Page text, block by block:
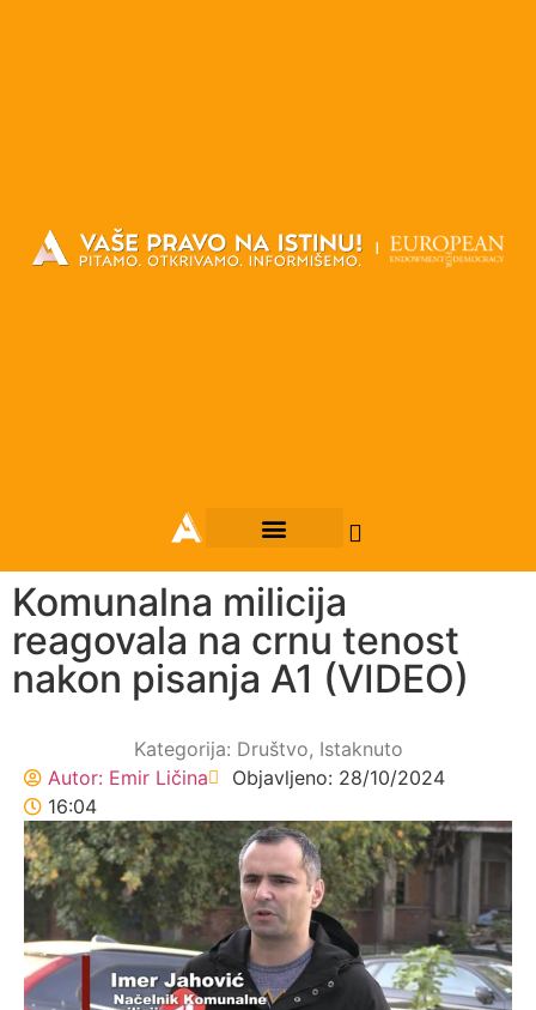
Komunalna milicija
reagovala na crnu tenost
nakon pisanja A1 (VIDEO)
Kategorija: Društvo, Istaknuto
Autor: Emir Ličina Objavljeno: 28/10/2024
16:04